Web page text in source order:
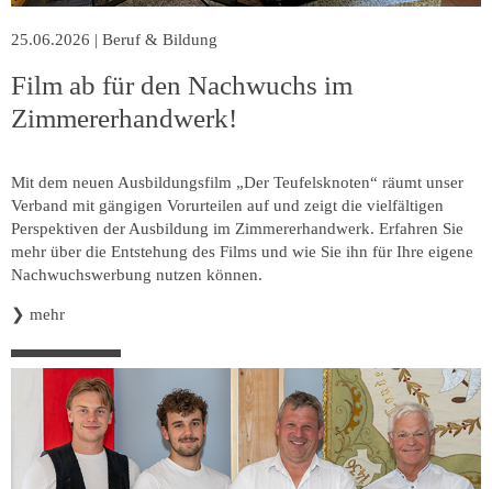
25.06.2026 | Beruf & Bildung
Film ab für den Nachwuchs im
Zimmererhandwerk!
Mit dem neuen Ausbildungsfilm „Der Teufelsknoten“ räumt unser
Verband mit gängigen Vorurteilen auf und zeigt die vielfältigen
Perspektiven der Ausbildung im Zimmererhandwerk. Erfahren Sie
mehr über die Entstehung des Films und wie Sie ihn für Ihre eigene
Nachwuchswerbung nutzen können.
❯ mehr